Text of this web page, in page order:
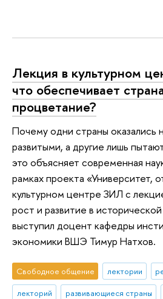
Лекция в культурном
что обеспечивает
процветание?
Почему одни страны оказались
развитыми, а другие лишь
это объясняет современная
рамках проекта «Университет,
культурном центре ЗИЛ с
рост и развитие в
выступил доцент кафедры
экономики ВШЭ Тимур Натхов.
Свободное общение лектории
лекторий
развивающиеся страны